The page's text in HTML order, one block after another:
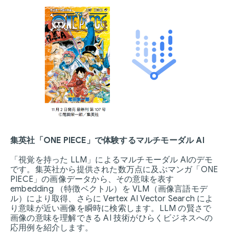
集英社「ONE PIECE」で体験するマルチモーダル AI
「視覚を持った LLM」によるマルチモーダル AIのデモ
です。集英社から提供された数万点に及ぶマンガ「ONE
PIECE」の画像データから、その意味を表す
embedding （特徴ベクトル）を VLM（画像言語モデ
ル）により取得、さらに Vertex AI Vector Search によ
り意味が近い画像を瞬時に検索します。LLM の賢さで
画像の意味を理解できる AI 技術がひらくビジネスへの
応用例を紹介します。